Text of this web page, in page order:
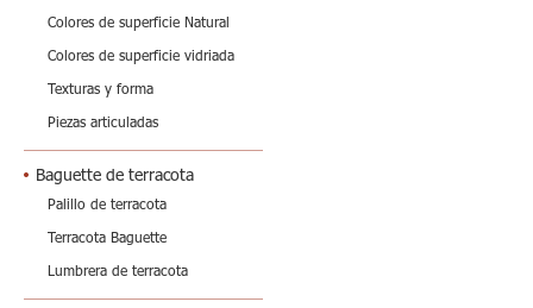
Colores de superficie Natural
Colores de superficie vidriada
Texturas y forma
Piezas articuladas
Baguette de terracota
Palillo de terracota
Terracota Baguette
Lumbrera de terracota